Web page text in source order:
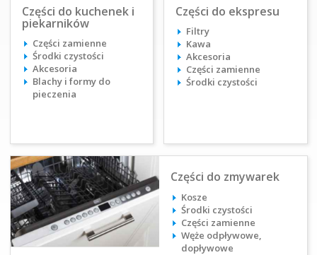
Części do kuchenek i
piekarników
Części zamienne
Środki czystości
Akcesoria
Blachy i formy do
pieczenia
Części do ekspresu
Filtry
Kawa
Akcesoria
Części zamienne
Środki czystości
Części do zmywarek
Kosze
Środki czystości
Części zamienne
Węże odpływowe,
dopływowe